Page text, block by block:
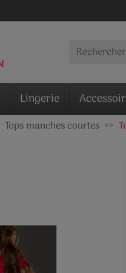
Lingerie
Tops manches courtes